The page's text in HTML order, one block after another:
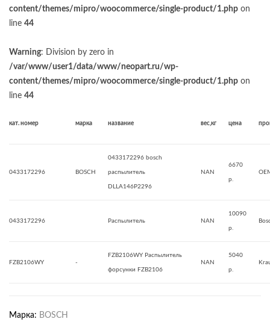
content/themes/mipro/woocommerce/single-product/1.php on
line 44
Warning: Division by zero in
/var/www/user1/data/www/neopart.ru/wp-
content/themes/mipro/woocommerce/single-product/1.php on
line 44
кат. номер марка название вес,кг цена
0433172296 BOSCH
0433172296 bosch
распылитель
DLLA146P2296
NAN
6670
р.
0433172296 Распылитель NAN
10090
р.
FZB2106WY -
FZB2106WY Распылитель
форсунки FZB2106
NAN
5040
р.
Марка: BOSCH